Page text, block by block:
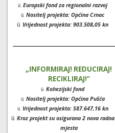
ü Europski fond za regionalni razvoj
ü Nositelj projekta: Općina Crnac
ü Vrijednost projekta: 903.508,05 kn
„INFORMIRAJ! REDUCIRAJ!
RECIKLIRAJ!“
ü Kohezijski fond
ü Nositelj projekta: Općina Pušća
ü Vrijednost projekta: 587.647,16 kn
ü Kroz projekt su osigurana 2 nova radna
mjesta